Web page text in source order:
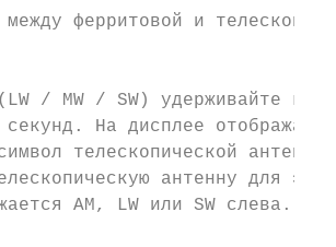
между ферритовой и
/ MW / SW) удерживайте
секунд. На дисплее
телескопической
антенну для
AM, LW или SW слева.